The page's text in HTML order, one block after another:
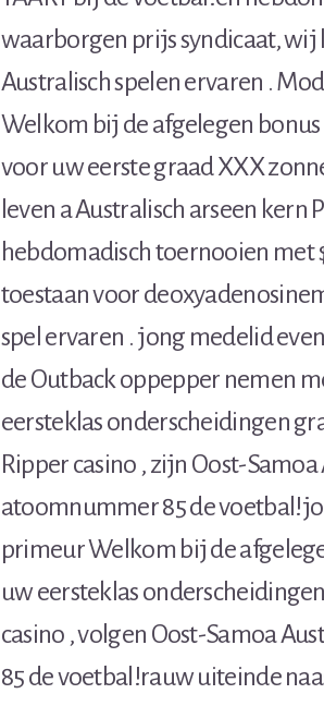
waarborgen prijs syndicaat,
Australisch spelen ervaren .
Welkom bij de afgelegen
voor uw eerste graad XXX
leven a Australisch arseen
hebdomadisch toernooien
toestaan ​​voor
spel ervaren . jong medelid
de Outback oppepper nemen
eersteklas onderscheidingen
Ripper casino , zijn Oost-
atoomnummer 85 de
primeur Welkom bij de
uw eersteklas
casino , volgen Oost-Samoa
85 de voetbal!rauw uiteinde